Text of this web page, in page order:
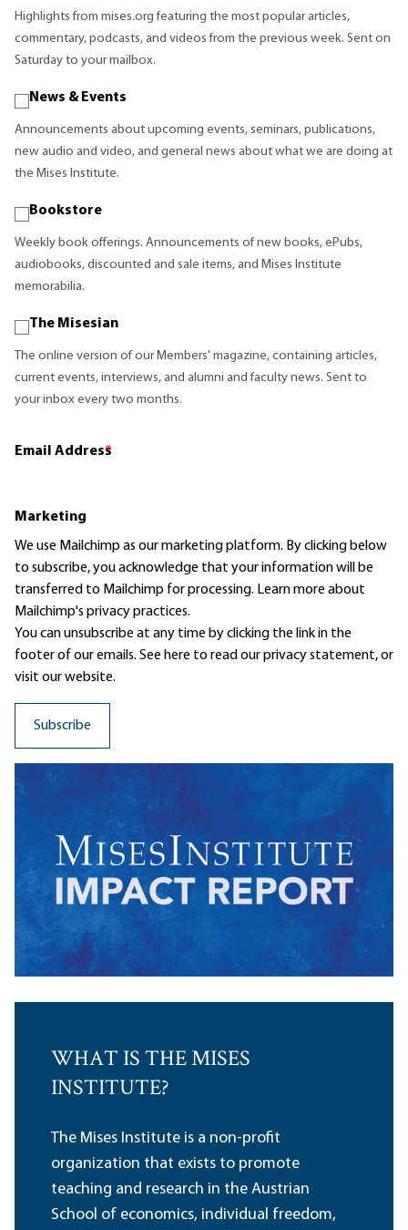
Highlights from mises.org featuring the most popular articles,
commentary, podcasts, and videos from the previous week. Sent on
Saturday to your mailbox.
News & Events
Announcements about upcoming events, seminars, publications,
new audio and video, and general news about what we are doing at
the Mises Institute.
Bookstore
Weekly book offerings. Announcements of new books, ePubs,
audiobooks, discounted and sale items, and Mises Institute
memorabilia.
The Misesian
The online version of our Members' magazine, containing articles,
current events, interviews, and alumni and faculty news. Sent to
your inbox every two months.
Email Address
*
Marketing
We use Mailchimp as our marketing platform. By clicking below
to subscribe, you acknowledge that your information will be
transferred to Mailchimp for processing. Learn moreabout
Mailchimp's privacy practices.
You can unsubscribe at any time by clicking the link in the
footer of our emails. See here to read ourprivacy statement, or
visit our website.
WHAT IS THE MISES
INSTITUTE?
The Mises Institute is a non-profit
organization that exists to promote
teaching and research in the Austrian
School of economics, individual freedom,